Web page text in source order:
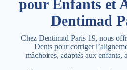
pour Enfants et
Dentimad
Chez Dentimad Paris 19, nous
Dents pour corriger
mâchoires, adaptés aux enfants,